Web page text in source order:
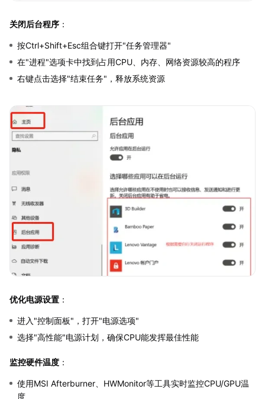
关闭后台程序 ：
按Ctrl+Shift+Esc组合键打开"任务管理器"
在"进程"选项卡中找到占用CPU、内存、网络资源较高的程序
右键点击选择"结束任务"，释放系统资源
优化电源设置 ：
进入"控制面板"，打开"电源选项"
选择"高性能"电源计划，确保CPU能发挥最佳性能
监控硬件温度 ：
使用MSI Afterburner、HWMonitor等工具实时监控CPU/GPU温
度